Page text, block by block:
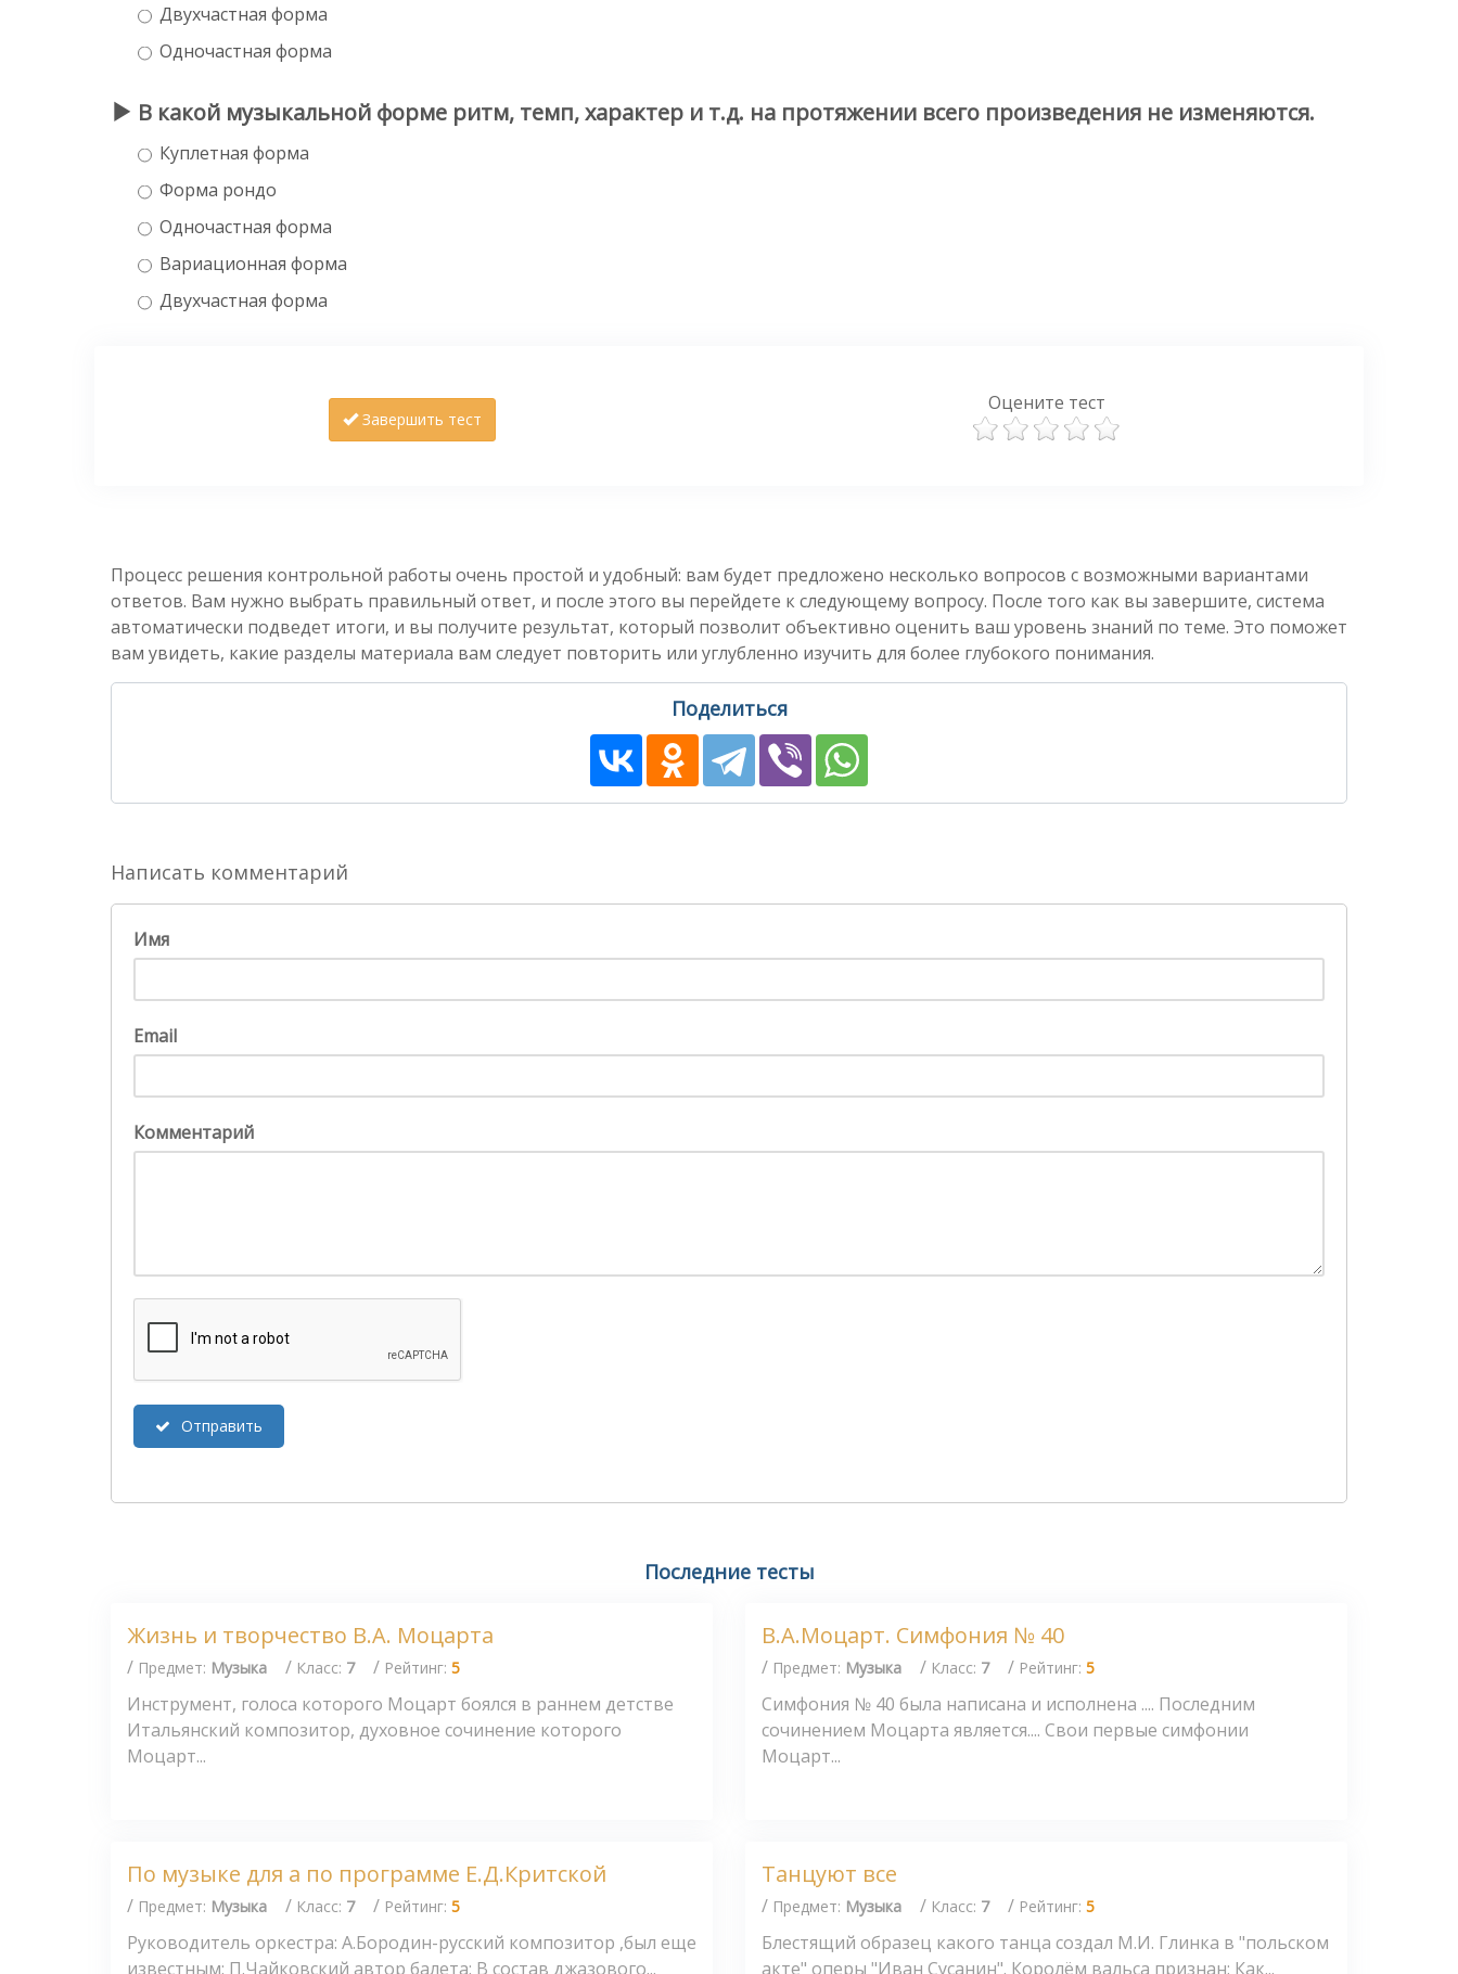
Двухчастная форма
Одночастная форма
В какой музыкальной форме ритм, темп, характер и т.д. на протяжении всего произведения не изменяются.
Куплетная форма
Форма рондо
Одночастная форма
Вариационная форма
Двухчастная форма
Завершить тест
Оцените тест
Процесс решения контрольной работы очень простой и удобный: вам будет предложено несколько вопросов с возможными вариантами
ответов. Вам нужно выбрать правильный ответ, и после этого вы перейдете к следующему вопросу. После того как вы завершите, система
автоматически подведет итоги, и вы получите результат, который позволит объективно оценить ваш уровень знаний по теме. Это поможет
вам увидеть, какие разделы материала вам следует повторить или углубленно изучить для более глубокого понимания.
Поделиться
Написать комментарий
Имя
Email
Комментарий
Отправить
Последние тесты
Жизнь и творчество В.А. Моцарта
/ Предмет: Музыка / Класс: 7 / Рейтинг: 5
Инструмент, голоса которого Моцарт боялся в раннем детстве
Итальянский композитор, духовное сочинение которого
Моцарт...
В.А.Моцарт. Симфония № 40
/ Предмет: Музыка / Класс: 7 / Рейтинг: 5
Симфония № 40 была написана и исполнена .... Последним
сочинением Моцарта является.... Свои первые симфонии
Моцарт...
По музыке для а по программе Е.Д.Критской
/ Предмет: Музыка / Класс: 7 / Рейтинг: 5
Руководитель оркестра: А.Бородин-русский композитор ,был еще
известным: П.Чайковский автор балета: В состав джазового...
Танцуют все
/ Предмет: Музыка / Класс: 7 / Рейтинг: 5
Блестящий образец какого танца создал М.И. Глинка в "польском
акте" оперы "Иван Сусанин". Королём вальса признан: Как...